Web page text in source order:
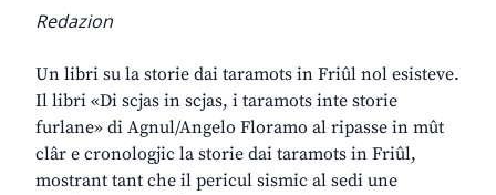
Redazion
Un libri su la storie dai taramots in Friûl nol esisteve.
Il libri «Di scjas in scjas, i taramots inte storie
furlane» di Agnul/Angelo Floramo al ripasse in mût
clâr e cronologjic la storie dai taramots in Friûl,
mostrant tant che il pericul sismic al sedi une